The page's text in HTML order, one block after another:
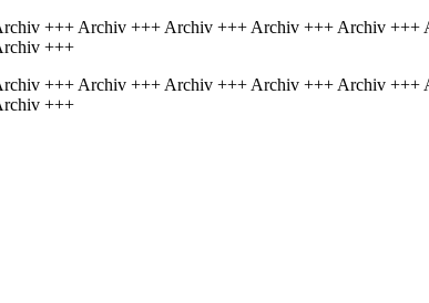
+++ Archiv +++ Archiv +++ Archiv +++ Archiv
+++
+++ Archiv +++ Archiv +++ Archiv +++ Archiv
+++